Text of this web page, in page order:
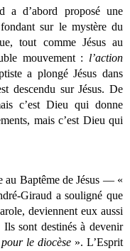
a d’abord proposé une
sur le mystère du
tout comme Jésus au
mouvement : l’action
a plongé Jésus dans
descendu sur Jésus. De
c’est Dieu qui donne
mais c’est Dieu qui
au Baptême de Jésus — «
Giraud a souligné que
deviennent eux aussi
sont destinés à devenir
le diocèse ». L’Esprit